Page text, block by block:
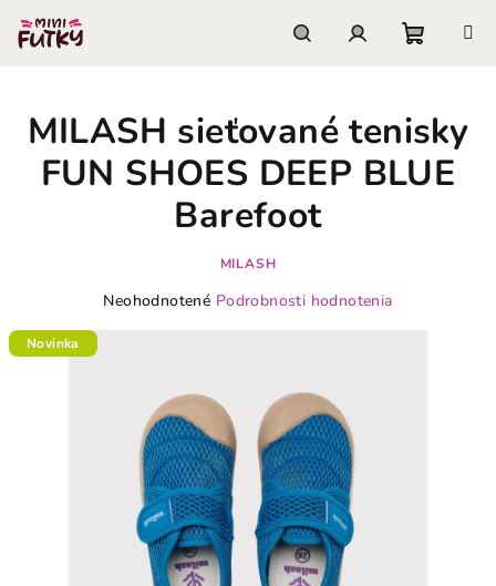
obsah
košík
MILASH sieťované tenisky
FUN SHOES DEEP BLUE
Barefoot
MILASH
Priemerné
hviezdičiek.
Neohodnotené Podrobnosti hodnotenia
Novinka